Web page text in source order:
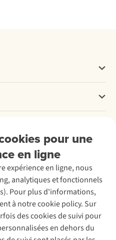
pour une
en ligne
expérience en ligne, nous
analytiques et fonctionnels
Pour plus d'informations,
à notre cookie policy. Sur
des cookies de suivi pour
en dehors du